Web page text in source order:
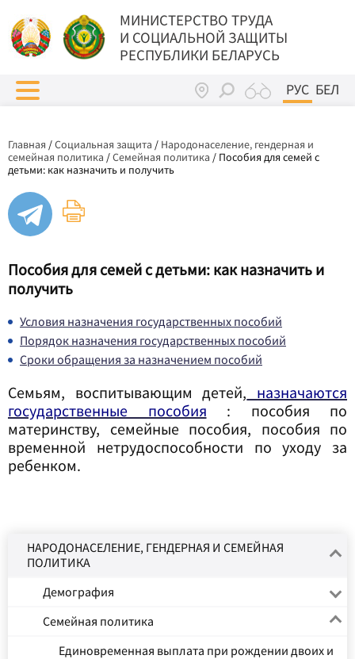
МИНИСТЕРСТВО ТРУДА
И СОЦИАЛЬНОЙ ЗАЩИТЫ
РЕСПУБЛИКИ БЕЛАРУСЬ
РУС БЕЛ
Главная /Социальная защита / Народонаселение, гендерная и
семейная политика /Семейная политика / Пособия для семей с
детьми: как назначить и получить
Пособия для семей с детьми: как назначить и
получить
Условия назначения государственных пособий
Порядок назначения государственных пособий
Сроки обращения за назначением пособий
Семьям, воспитывающим детей, назначаются
государственные пособия
: пособия по
материнству, семейные пособия, пособия по
временной нетрудоспособности по уходу за
ребенком.
НАРОДОНАСЕЛЕНИЕ, ГЕНДЕРНАЯ И СЕМЕЙНАЯ
ПОЛИТИКА
Демография
Семейная политика
Единовременная выплата при рождении двоих и